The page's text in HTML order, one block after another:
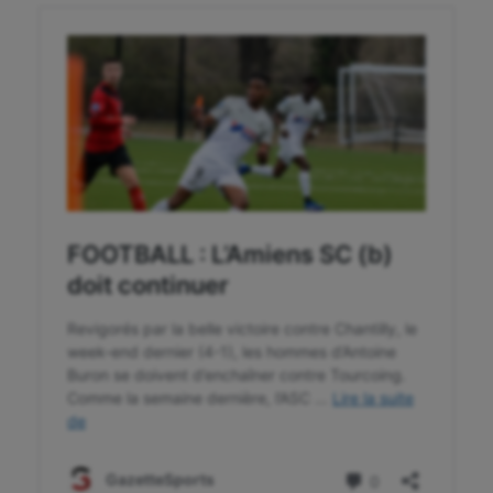
Flag football
Football américain
Futsal
Golf
Gymnastique
Gymnastique rythmique
Haltérophilie
Hippisme
Kayak-polo